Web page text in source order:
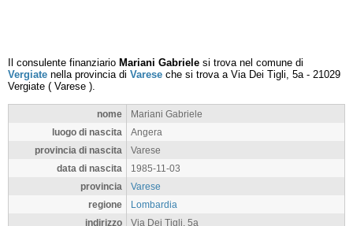
Il consulente finanziario Mariani Gabriele si trova nel comune di
Vergiate nella provincia di Varese che si trova a Via Dei Tigli, 5a- 21029
Vergiate ( Varese ).
nome
Mariani Gabriele
luogo di nascita
Angera
provincia di nascita
Varese
data di nascita
1985-11-03
provincia
Varese
regione
Lombardia
indirizzo
Via Dei Tigli, 5a